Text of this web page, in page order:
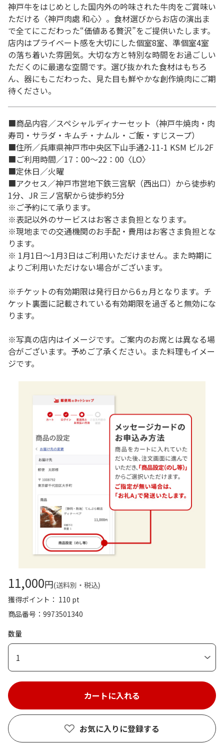
神戸牛をはじめとした国内外の吟味された牛肉をご賞味い
ただける〈神戸肉處 和心〉。食材選びからお店の演出ま
で全てにこだわった“価値ある贅沢”をご提供いたします。
店内はプライベート感を大切にした個室8室、準個室4室
の落ち着いた雰囲気。大切な方と特別な時間をお過ごしい
ただくのに最適な空間です。選び抜かれた食材はもちろ
ん、器にもこだわった、見た目も鮮やかな創作焼肉にご期
待ください。
■商品内容／スペシャルディナーセット（神戸牛焼肉・肉
寿司・サラダ・キムチ・ナムル・ご飯・すじスープ）
■住所／兵庫県神戸市中央区下山手通2-11-1 KSM ビル2F
■ご利用時間／17：00～22：00〈LO〉
■定休日／火曜
■アクセス／神戸市営地下鉄三宮駅（西出口）から徒歩約
1分、JR 三ノ宮駅から徒歩約5分
※ご予約にて承ります。
※表記以外のサービスはお客さま負担となります。
※現地までの交通機関のお手配・費用はお客さま負担とな
ります。
※ 1月1日～1月3日はご利用いただけません。また時期に
よりご利用いただけない場合がございます。
※チケットの有効期限は発行日から6ヵ月となります。チ
ケット裏面に記載されている有効期限を過ぎると無効にな
ります。
※写真の店内はイメージです。ご案内のお席とは異なる場
合がございます。予めご了承ください。また料理もイメー
ジです。
11,000円(送料別・税込)
獲得ポイント： 110 pt
商品番号
9973501340
数量
1
お気に入りに登録する